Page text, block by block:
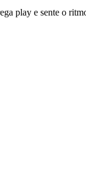
play e sente o